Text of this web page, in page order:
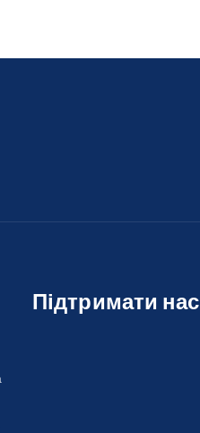
Підтримати нас